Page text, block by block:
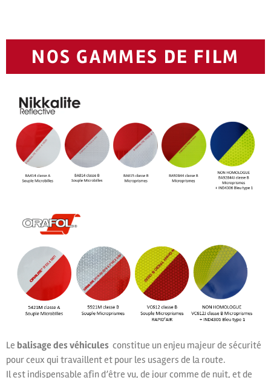
NOS GAMMES DE FILM
Le balisage des véhicules constitue un enjeu majeur de sécurité
pour ceux qui travaillent et pour les usagers de la route.
Il est indispensable afin d’être vu, de jour comme de nuit, et de